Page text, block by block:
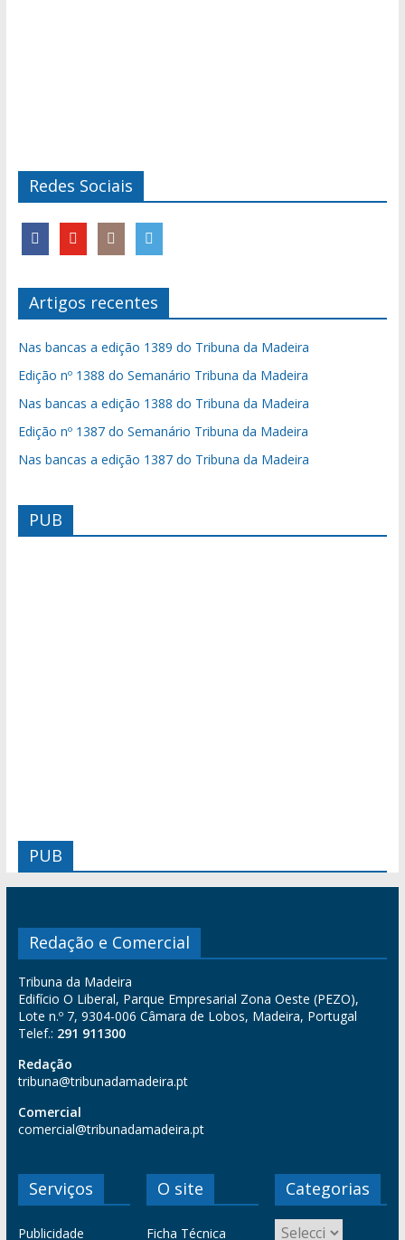
Redes Sociais
Artigos recentes
Nas bancas a edição 1389 do Tribuna da Madeira
Edição nº 1388 do Semanário Tribuna da Madeira
Nas bancas a edição 1388 do Tribuna da Madeira
Edição nº 1387 do Semanário Tribuna da Madeira
Nas bancas a edição 1387 do Tribuna da Madeira
PUB
PUB
Redação e Comercial
Tribuna da Madeira
Edifício O Liberal, Parque Empresarial Zona Oeste (PEZO),
Lote n.º 7, 9304-006 Câmara de Lobos, Madeira, Portugal
Telef.: 291 911300
Redação
tribuna@tribunadamadeira.pt
Comercial
comercial@tribunadamadeira.pt
Serviços
Publicidade
O site
Ficha Técnica
Categorias